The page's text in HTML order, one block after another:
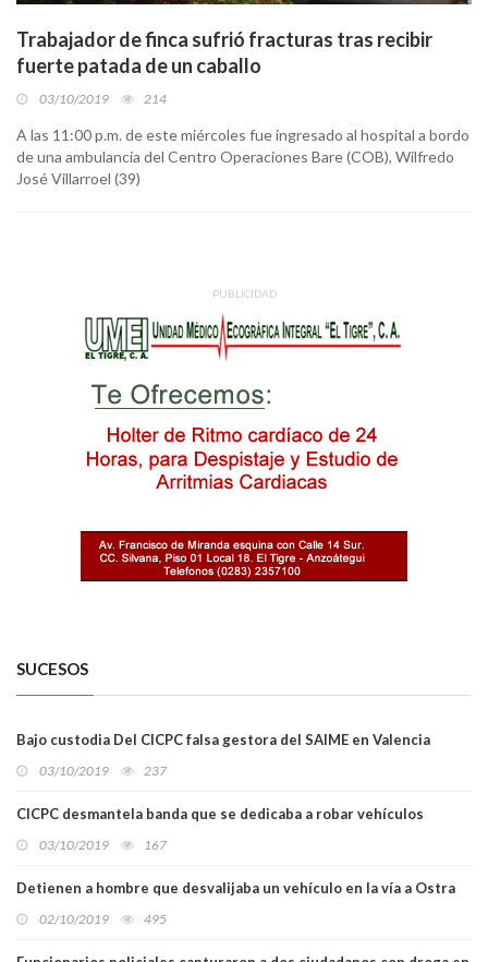
Trabajador de finca sufrió fracturas tras recibir
fuerte patada de un caballo
03/10/2019 214
A las 11:00 p.m. de este miércoles fue ingresado al hospital a bordo
de una ambulancia del Centro Operaciones Bare (COB), Wilfredo
José Villarroel (39)
PUBLICIDAD
SUCESOS
Bajo custodia Del CICPC falsa gestora del SAIME en Valencia
03/10/2019 237
CICPC desmantela banda que se dedicaba a robar vehículos
03/10/2019 167
Detienen a hombre que desvalijaba un vehículo en la vía a Ostra
02/10/2019 495